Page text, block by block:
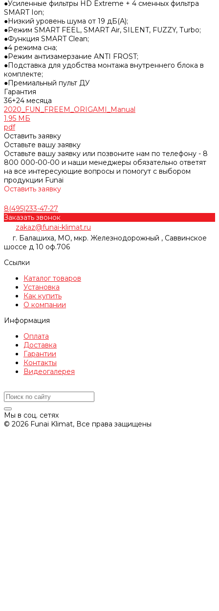
●Усиленные фильтры HD Extreme + 4 сменных фильтра
SMART Ion;
●Низкий уровень шума от 19 дБ(А);
●Режим SMART FEEL, SMART Air, SILENT, FUZZY, Тurbo;
●Функция SMART Clean;
●4 режима сна;
●Режим антизамерзание ANTI FROST;
●Подставка для удобства монтажа внутреннего блока в
комплекте;
●Премиальный пульт ДУ
Гарантия
36+24 месяца
2020_FUN_FREEM_ORIGAMI_Manual
1.95 МБ
pdf
Оставить заявку
Оставьте вашу заявку
Оставьте вашу заявку или позвоните нам по телефону - 8
800 000-00-00 и наши менеджеры обязательно ответят
на все интересующие вопросы и помогут с выбором
продукции Funai
Оставить заявку
8(495)233-47-27
Заказать звонок
zakaz@funai-klimat.ru
г. Балашиха, МО, мкр. Железнодорожный , Саввинское
шоссе д 10 оф.706
Ссылки
Каталог товаров
Установка
Как купить
О компании
Информация
Оплата
Доставка
Гарантии
Контакты
Видеогалерея
Мы в соц. сетях
© 2026 Funai Klimat, Все права защищены